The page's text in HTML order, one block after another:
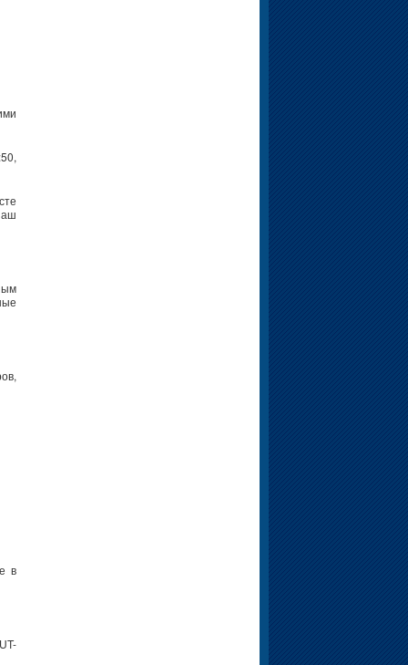
в